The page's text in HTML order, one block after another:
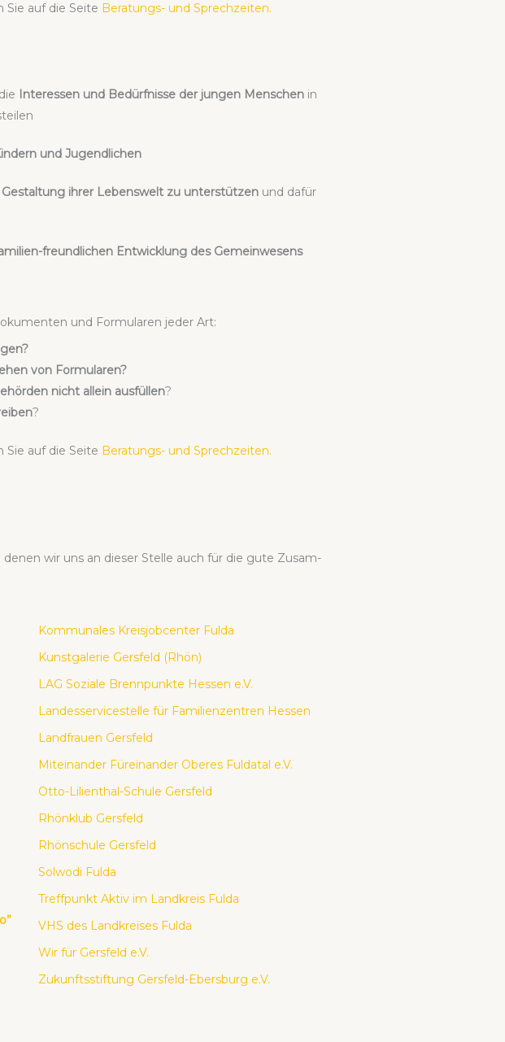
Sie auf die Sei­te Bera­tungs- und Sprech­zei­ten.
Inter­es­sen und Bedürf­nis­se der jun­gen Men­schenin
und Jugend­li­chen
ihrer Lebens­welt zu unter­stüt­zenund dafür
freund­li­chen Ent­wick­lung des Gemein­we­sens
und For­mu­la­ren jeder Art:
von For­mu­la­ren?
nicht allein aus­fül­len?
?
Sie auf die Sei­te Bera­tungs- und Sprech­zei­ten.
wir uns an die­ser Stel­le auch für die gute Zusam­
Kom­mu­na­les Kreis­job­cen­ter Ful­da
Kunst­ga­le­rie Gers­feld (Rhön)
LAG Sozia­le Brenn­punk­te Hes­sen e.V.
Lan­des­ser­vice­stel­le für Fami­li­en­zen­tren Hes­sen
Land­frau­en Gers­feld
Mit­ein­an­der Für­ein­an­der Obe­res Ful­da­tal e.V.
Otto-Lili­en­thal-Schu­le Gers­feld
Rhön­klub Gers­feld
Rhön­schu­le Gers­feld
Sol­wo­di Ful­da
Treff­punkt Aktiv im Land­kreis Ful­da
VHS des Land­krei­ses Ful­da
Wir für Gers­feld e.V.
Zukunfts­stif­tung Gers­feld-Ebers­burg e.V.